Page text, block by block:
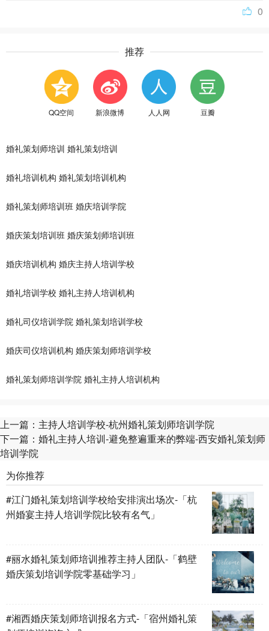
0
推荐
QQ空间 新浪微博 人人网 豆瓣
婚礼策划师培训 婚礼策划培训
婚礼培训机构 婚礼策划培训机构
婚礼策划师培训班 婚庆培训学院
婚庆策划培训班 婚庆策划师培训班
婚庆培训机构 婚庆主持人培训学校
婚礼培训学校 婚礼主持人培训机构
婚礼司仪培训学院 婚礼策划培训学校
婚庆司仪培训机构 婚庆策划师培训学校
婚礼策划师培训学院 婚礼主持人培训机构
上一篇： 主持人培训学校-杭州婚礼策划师培训学院
下一篇： 婚礼主持人培训-避免整遍重来的弊端-西安婚礼策划师
培训学院
为你推荐
#江门婚礼策划培训学校给安排演出场次-「杭
州婚宴主持人培训学院比较有名气」
#丽水婚礼策划师培训推荐主持人团队-「鹤壁
婚庆策划培训学院零基础学习」
#湘西婚庆策划师培训报名方式-「宿州婚礼策